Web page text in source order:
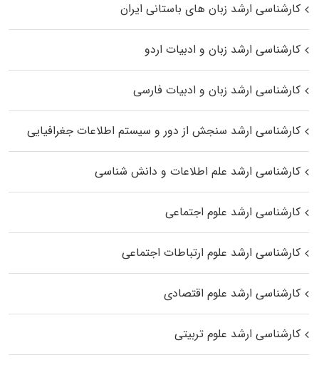
کارشناسی ارشد زبان‌ های باستانی ایران
کارشناسی ارشد زبان و ادبیات اردو
کارشناسی ارشد زبان و ادبیات فارسی
کارشناسی ارشد سنجش از دور و سیستم اطلاعات جغرافیایی
کارشناسی ارشد علم اطلاعات و دانش شناسی
کارشناسی ارشد علوم اجتماعی
کارشناسی ارشد علوم ارتباطات اجتماعی
کارشناسی ارشد علوم اقتصادی
کارشناسی ارشد علوم تربیتی